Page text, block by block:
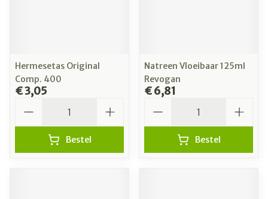
Hermesetas Original
Comp. 400
€ 3,05
Bestel
Natreen Vloeibaar 125ml
Revogan
€ 6,81
Bestel